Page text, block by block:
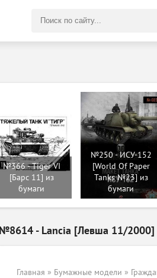
№366 - Tiger VI
[Барс 11] из
бумаги
№250 - ИСУ-152
[World Of Paper
Tanks №23] из
бумаги
№8614 - Lancia [Левша 11/2000]
Главная » Бумажные модели »